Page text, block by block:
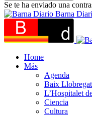
Se te ha enviado una
Barna
Home
Más
Agenda
Baix Llobregat
L’Hospitalet
Ciencia
Cultura